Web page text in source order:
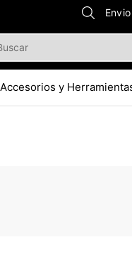
Accesorios y